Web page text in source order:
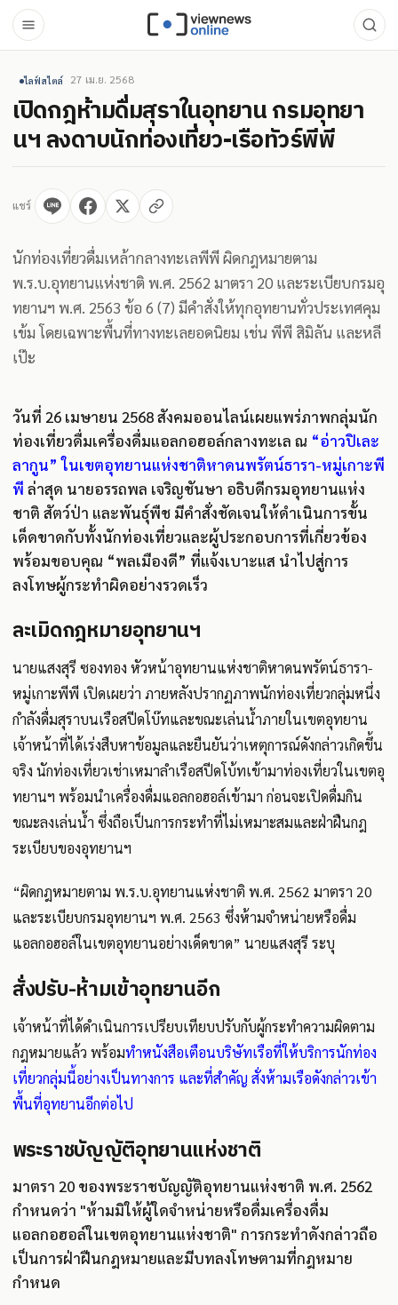
ไลฟ์สไตล์ 27 เม.ย. 2568
เปิดกฎห้ามดื่มสุราในอุทยาน กรมอุทยา
นฯ ลงดาบนักท่องเที่ยว-เรือทัวร์พีพี
แชร์
นักท่องเที่ยวดื่มเหล้ากลางทะเลพีพี ผิดกฎหมายตาม
พ.ร.บ.อุทยานแห่งชาติ พ.ศ. 2562 มาตรา 20 และระเบียบกรมอุ
ทยานฯ พ.ศ. 2563 ข้อ 6 (7) มีคำสั่งให้ทุกอุทยานทั่วประเทศคุม
เข้ม โดยเฉพาะพื้นที่ทางทะเลยอดนิยม เช่น พีพี สิมิลัน และหลี
เป๊ะ
วันที่ 26 เมษายน 2568 สังคมออนไลน์เผยแพร่ภาพกลุ่มนัก
ท่องเที่ยวดื่มเครื่องดื่มแอลกอฮอล์กลางทะเล ณ “อ่าวปิเละ
ลากูน” ในเขตอุทยานแห่งชาติหาดนพรัตน์ธารา-หมู่เกาะพี
พี ล่าสุด นายอรรถพล เจริญชันษา อธิบดีกรมอุทยานแห่ง
ชาติ สัตว์ป่า และพันธุ์พืช มีคำสั่งชัดเจนให้ดำเนินการขั้น
เด็ดขาดกับทั้งนักท่องเที่ยวและผู้ประกอบการที่เกี่ยวข้อง
พร้อมขอบคุณ “พลเมืองดี” ที่แจ้งเบาะแส นำไปสู่การ
ลงโทษผู้กระทำผิดอย่างรวดเร็ว
ละเมิดกฎหมายอุทยานฯ
นายแสงสุรี ซองทอง หัวหน้าอุทยานแห่งชาติหาดนพรัตน์ธารา-
หมู่เกาะพีพี เปิดเผยว่า ภายหลังปรากฏภาพนักท่องเที่ยวกลุ่มหนึ่ง
กำลังดื่มสุราบนเรือสปีดโบ๊ทและขณะเล่นน้ำภายในเขตอุทยาน
เจ้าหน้าที่ได้เร่งสืบหาข้อมูลและยืนยันว่าเหตุการณ์ดังกล่าวเกิดขึ้น
จริง นักท่องเที่ยวเช่าเหมาลำเรือสปีดโบ้ทเข้ามาท่องเที่ยวในเขตอุ
ทยานฯ พร้อมนำเครื่องดื่มแอลกอฮอล์เข้ามา ก่อนจะเปิดดื่มกิน
ขณะลงเล่นน้ำ ซึ่งถือเป็นการกระทำที่ไม่เหมาะสมและฝ่าฝืนกฎ
ระเบียบของอุทยานฯ
“ผิดกฎหมายตาม พ.ร.บ.อุทยานแห่งชาติ พ.ศ. 2562 มาตรา 20
และระเบียบกรมอุทยานฯ พ.ศ. 2563 ซึ่งห้ามจำหน่ายหรือดื่ม
แอลกอฮอล์ในเขตอุทยานอย่างเด็ดขาด” นายแสงสุรี ระบุ
สั่งปรับ-ห้ามเข้าอุทยานอีก
เจ้าหน้าที่ได้ดำเนินการเปรียบเทียบปรับกับผู้กระทำความผิดตาม
กฎหมายแล้ว พร้อมทำหนังสือเตือนบริษัทเรือที่ให้บริการนักท่อง
เที่ยวกลุ่มนี้อย่างเป็นทางการ และที่สำคัญ สั่งห้ามเรือดังกล่าวเข้า
พื้นที่อุทยานอีกต่อไป
พระราชบัญญัติอุทยานแห่งชาติ
มาตรา 20 ของพระราชบัญญัติอุทยานแห่งชาติ พ.ศ. 2562
กำหนดว่า "ห้ามมิให้ผู้ใดจำหน่ายหรือดื่มเครื่องดื่ม
แอลกอฮอล์ในเขตอุทยานแห่งชาติ" การกระทำดังกล่าวถือ
เป็นการฝ่าฝืนกฎหมายและมีบทลงโทษตามที่กฎหมาย
กำหนด